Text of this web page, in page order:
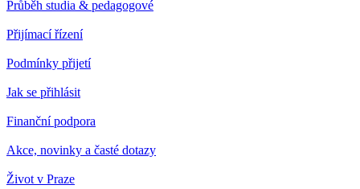
Průběh studia & pedagogové
Přijímací řízení
Podmínky přijetí
Jak se přihlásit
Finanční podpora
Akce, novinky a časté dotazy
Život v Praze